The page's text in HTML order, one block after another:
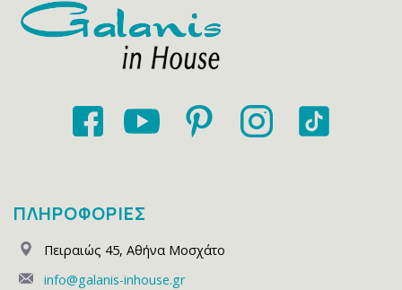
ΠΛΗΡΟΦΟΡΙΕΣ
Πειραιώς 45, Αθήνα Μοσχάτο
info@galanis-inhouse.gr